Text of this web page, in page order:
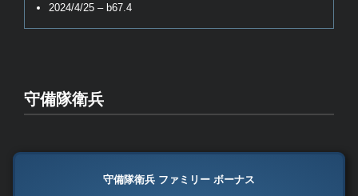
2024/4/25 – b67.4
守備隊衛兵
守備隊衛兵 ファミリー ボーナス